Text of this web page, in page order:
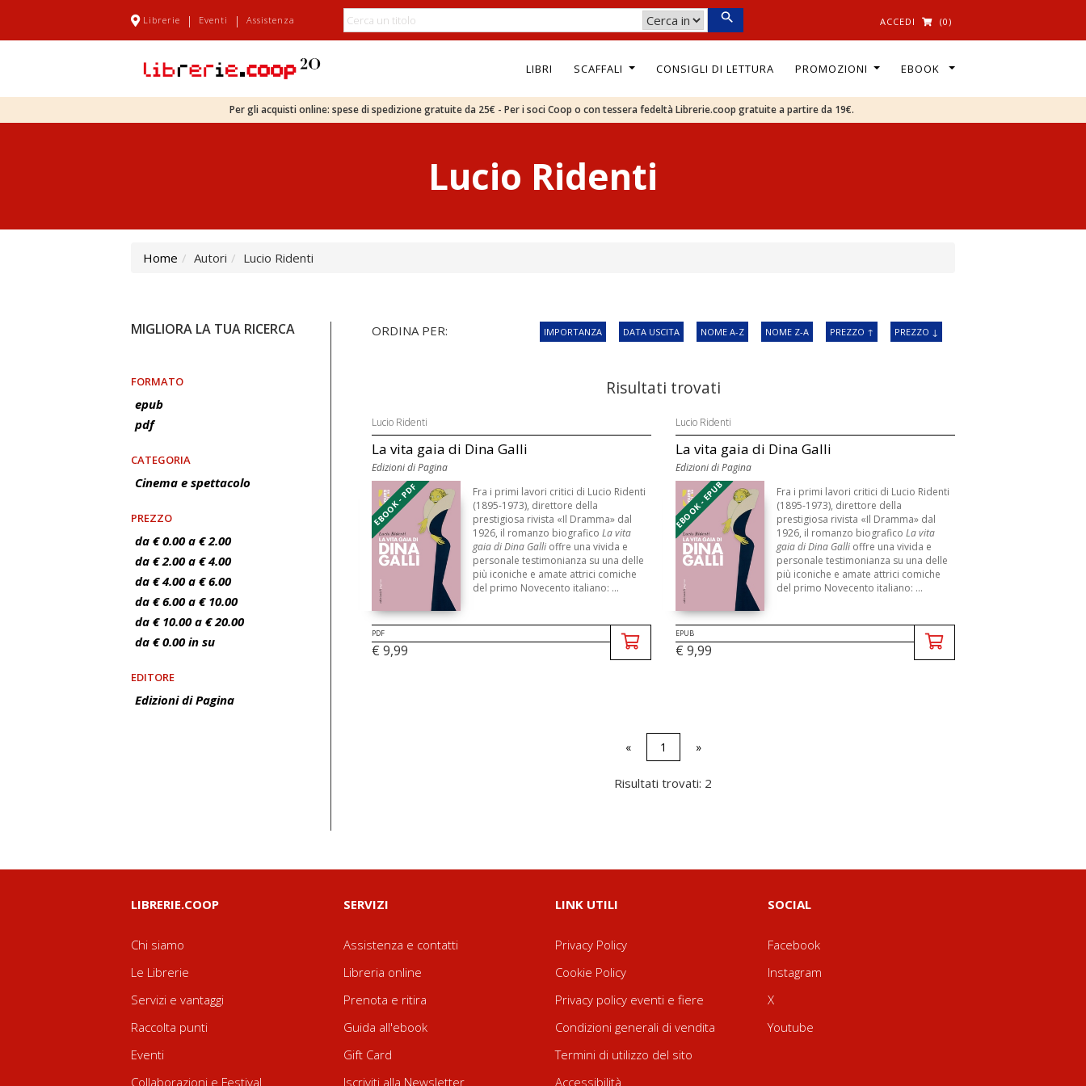
Librerie | Eventi | Assistenza ACCEDI (0)
LIBRI SCAFFALI CONSIGLI DI LETTURA PROMOZIONI EBOOK
Per gli acquisti online: spese di spedizione gratuite da 25€ - Per i soci Coop o con tessera fedeltà Librerie.coop gratuite a partire da 19€.
Lucio Ridenti
Home Autori Lucio Ridenti
MIGLIORA LA TUA RICERCA
FORMATO
epub
pdf
CATEGORIA
Cinema e spettacolo
PREZZO
da € 0.00 a € 2.00
da € 2.00 a € 4.00
da € 4.00 a € 6.00
da € 6.00 a € 10.00
da € 10.00 a € 20.00
da € 0.00 in su
EDITORE
Edizioni di Pagina
ORDINA PER: IMPORTANZA DATA USCITA NOME A-Z NOME Z-A PREZZO ↑ PREZZO ↓
Risultati trovati
Lucio Ridenti
La vita gaia di Dina Galli
Edizioni di Pagina
EBOOK - PDF
Fra i primi lavori critici di Lucio Ridenti
(1895-1973), direttore della
prestigiosa rivista «Il Dramma» dal
1926, il romanzo biografico La vita
gaia di Dina Gallioffre una vivida e
personale testimonianza su una delle
più iconiche e amate attrici comiche
del primo Novecento italiano: ...
PDF
€ 9,99
Lucio Ridenti
La vita gaia di Dina Galli
Edizioni di Pagina
EBOOK - EPUB
Fra i primi lavori critici di Lucio Ridenti
(1895-1973), direttore della
prestigiosa rivista «Il Dramma» dal
1926, il romanzo biograficoLa vita
gaia di Dina Galli offre una vivida e
personale testimonianza su una delle
più iconiche e amate attrici comiche
del primo Novecento italiano: ...
EPUB
€ 9,99
« 1 »
Risultati trovati: 2
LIBRERIE.COOP
Chi siamo
Le Librerie
Servizi e vantaggi
Raccolta punti
Eventi
Collaborazioni e Festival
SERVIZI
Assistenza e contatti
Libreria online
Prenota e ritira
Guida all'ebook
Gift Card
Iscriviti alla Newsletter
LINK UTILI
Privacy Policy
Cookie Policy
Privacy policy eventi e fiere
Condizioni generali di vendita
Termini di utilizzo del sito
Accessibilità
SOCIAL
Facebook
Instagram
X
Youtube